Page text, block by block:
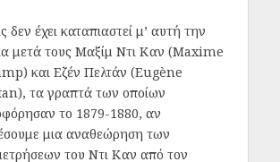
δεν έχει καταπιαστεί μ’ αυτή την
μετά τους Μαξίμ Ντι Καν (Maxime
και Εζέν Πελτάν (Eugène
τα γραπτά των οποίων
το 1879-1880, αν
μια αναθεώρηση των
του Ντι Καν από τον